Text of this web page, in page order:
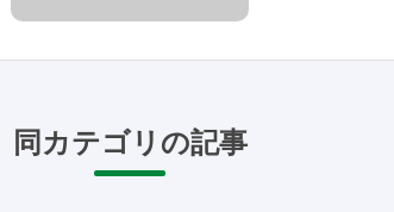
同カテゴリの記事